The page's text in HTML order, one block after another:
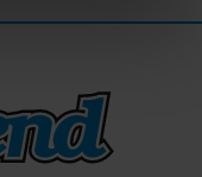
media te bieden
Ook delen we
met onze
en analyse. Deze